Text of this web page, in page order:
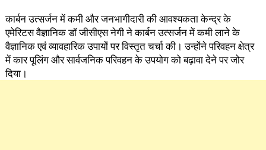
कार्बन उत्सर्जन में कमी और जनभागीदारी की आवश्यकता केन्द्र के
एमेरिटस वैज्ञानिक डॉ जीसीएस नेगी ने कार्बन उत्सर्जन में कमी लाने के
वैज्ञानिक एवं व्यावहारिक उपायों पर विस्तृत चर्चा की। उन्होंने परिवहन क्षेत्र
में कार पूलिंग और सार्वजनिक परिवहन के उपयोग को बढ़ावा देने पर जोर
दिया।